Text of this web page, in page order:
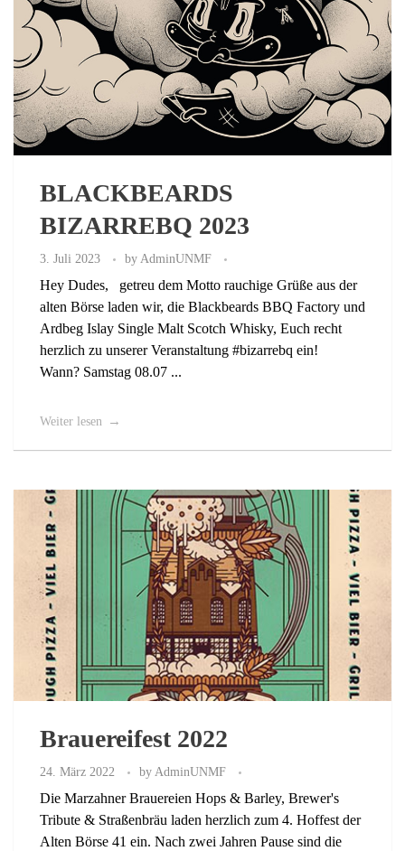
BLACKBEARDS
BIZARREBQ 2023
3. Juli 2023 by AdminUNMF
Hey Dudes, getreu dem Motto rauchige Grüße aus der
alten Börse laden wir, die Blackbeards BBQ Factory und
Ardbeg Islay Single Malt Scotch Whisky, Euch recht
herzlich zu unserer Veranstaltung #bizarrebq ein!
Wann? Samstag 08.07 ...
Weiter lesen
Brauereifest 2022
24. März 2022 by AdminUNMF
Die Marzahner Brauereien Hops & Barley, Brewer's
Tribute & Straßenbräu laden herzlich zum 4. Hoffest der
Alten Börse 41 ein. Nach zwei Jahren Pause sind die